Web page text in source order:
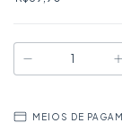
MEIOS DE